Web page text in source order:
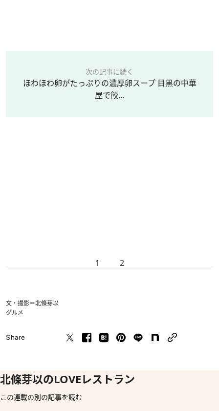
次の記事に続く
ほわほわ卵がたっぷりの濃厚卵スープ 目黒の中華
屋で餃...
1 2
文・撮影＝北條芽以
グルメ
Share
北條芽以のLOVEレストラン
この連載の別の記事を読む